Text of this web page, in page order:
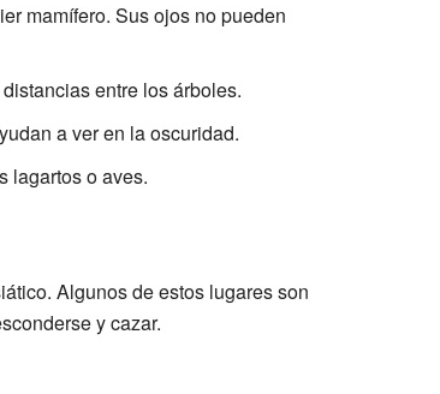
mamífero. Sus ojos no pueden
entre los árboles.
a ver en la oscuridad.
lagartos o aves.
Algunos de estos lugares son
y cazar.